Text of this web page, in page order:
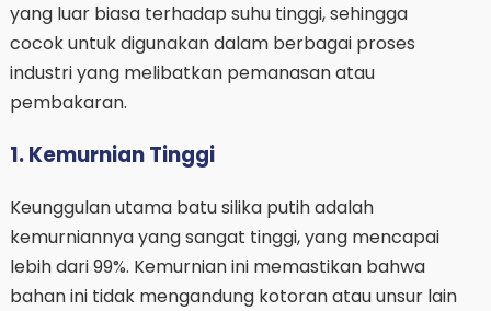
yang luar biasa terhadap suhu tinggi, sehingga
cocok untuk digunakan dalam berbagai proses
industri yang melibatkan pemanasan atau
pembakaran.
1. Kemurnian Tinggi
Keunggulan utama batu silika putih adalah
kemurniannya yang sangat tinggi, yang mencapai
lebih dari 99%. Kemurnian ini memastikan bahwa
bahan ini tidak mengandung kotoran atau unsur lain